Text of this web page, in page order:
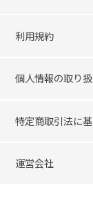
利用規約
個人情報の取り
特定商取引法に
運営会社